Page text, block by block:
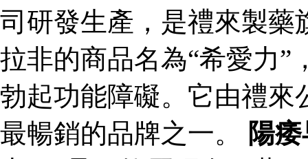
司研發生產，是禮來製藥
拉非的商品名為“希愛力”
勃起功能障礙。它由禮來
最暢銷的品牌之一。
陽